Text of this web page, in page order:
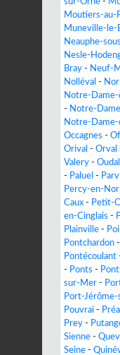
Moutiers-au-
Muneville-le-
Neauphe-
Nesle-
Bray - Neuf-
Nolléval -
Notre-
- Notre-
Notre-
Occagnes -
Orival - Orval
Valery -
- Paluel -
Percy-en-
Caux - Petit-
en-Cinglais -
Plainville -
Pontchardon -
Pontécoulant
- Ponts -
sur-Mer -
Port-Jérôme-
Pouvrai -
Prey -
Sienne -
Seine -